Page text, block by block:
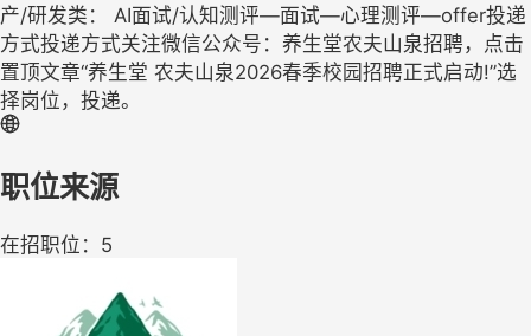
产/研发类： AI面试/认知测评—面试—心理测评—offer投递
方式投递方式关注微信公众号：养生堂农夫山泉招聘，点击
置顶文章“养生堂 农夫山泉2026春季校园招聘正式启动!”选
择岗位，投递。
职位来源
在招职位：5